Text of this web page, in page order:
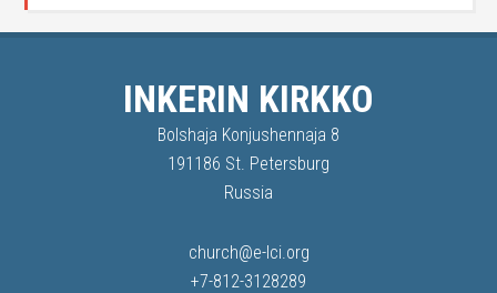
INKERIN KIRKKO
Bolshaja Konjushennaja 8
191186 St. Petersburg
Russia
church@e-lci.org
+7-812-3128289